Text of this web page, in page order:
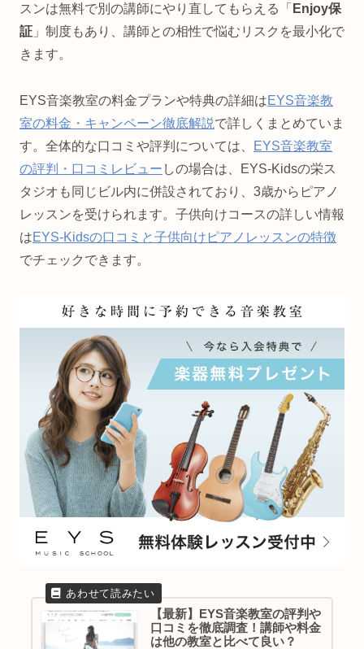
スンは無料で別の講師にやり直してもらえる「 Enjoy保
証 」制度もあり、講師との相性で悩むリスクを最小化で
きます。
EYS音楽教室の料金プランや特典の詳細はEYS音楽教
室の料金・キャンペーン徹底解説で詳しくまとめていま
す。全体的な口コミや評判については、
EYS音楽教室
の評判・口コミレビュー しの場合は、EYS-Kidsの栄ス
タジオも同じビル内に併設されており、3歳からピアノ
レッスンを受けられます。子供向けコースの詳しい情報
はEYS-Kidsの口コミと子供向けピアノレッスンの特徴
でチェックできます。
【最新】EYS音楽教室の評判や
口コミを徹底調査！講師や料金
は他の教室と比べて良い？